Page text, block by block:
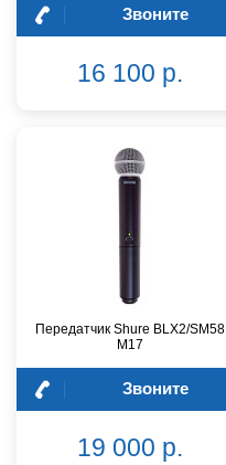
Звоните
16 100 р.
Передатчик Shure BLX2/SM58
M17
Звоните
19 000 р.